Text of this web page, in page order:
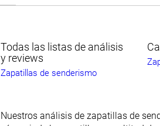
Todas las listas de análisis
y reviews
Zapatillas de senderismo
Nuestros análisis de zapatillas de